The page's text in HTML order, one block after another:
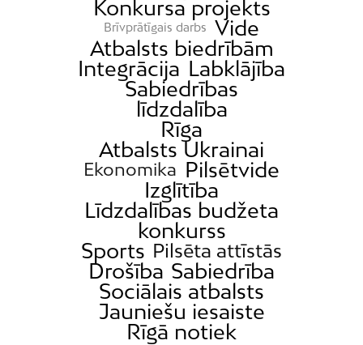
Katlakalns
Mangaļsala
Mežciems
Pētersala-Andrejsala
Konkursa projekts
Brīvprātīgais darbs
Vide
Atbalsts biedrībām
Integrācija Labklājība
Sabiedrības
līdzdalība
Rīga
Atbalsts Ukrainai
Ekonomika Pilsētvide
Izglītība
Līdzdalības budžeta
konkurss
Sports Pilsēta attīstās
Drošība Sabiedrība
Sociālais atbalsts
Jauniešu iesaiste
Rīgā notiek